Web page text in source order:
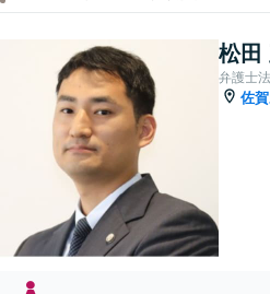
松田
弁護士
佐